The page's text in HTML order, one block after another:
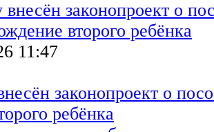
11:47
законопроект о
ребёнка